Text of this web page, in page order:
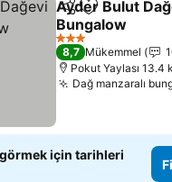
PaylaşFavorilerime
Ayder Bulut
Bungalow
3 Yıldız
8,7 Mükemmel
Pokut Yaylası 13.4
Dağ manzaralı
için tarihleri